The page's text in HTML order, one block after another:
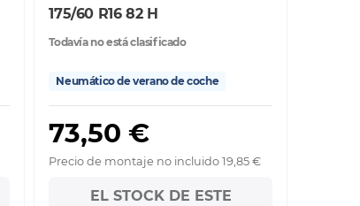
175/60 R16 82 H
Todavía no está clasificado
Neumático de verano de coche
73,50 €
Precio de montaje no incluido 19,85 €
EL STOCK DE ESTE